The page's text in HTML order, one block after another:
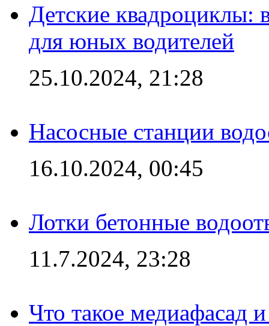
Детские квадроциклы:
для юных водителей
25.10.2024, 21:28
Насосные станции
16.10.2024, 00:45
Лотки бетонные
11.7.2024, 23:28
Что такое медиафасад